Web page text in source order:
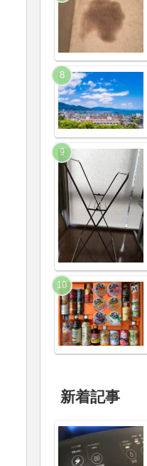
新着記事